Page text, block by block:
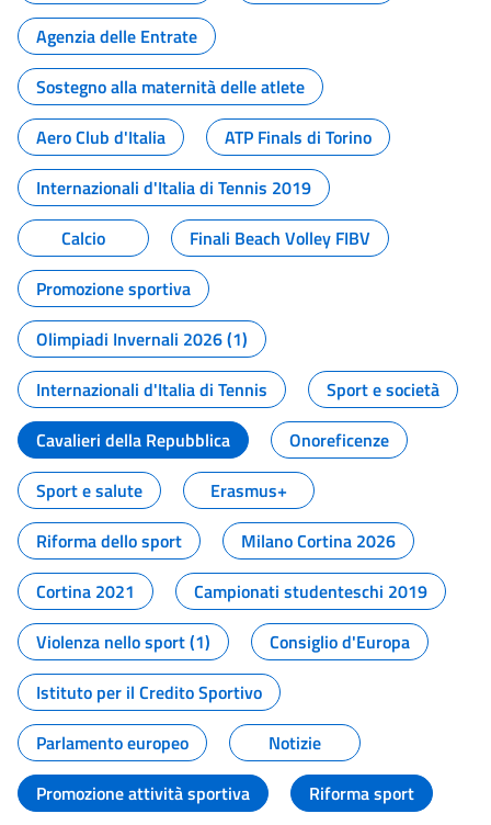
Agenzia delle Entrate
Sostegno alla maternità delle atlete
Aero Club d'Italia
ATP Finals di Torino
Internazionali d'Italia di Tennis 2019
Calcio
Finali Beach Volley FIBV
Promozione sportiva
Olimpiadi Invernali 2026 (1)
Internazionali d'Italia di Tennis
Sport e società
Cavalieri della Repubblica
Onoreficenze
Sport e salute
Erasmus+
Riforma dello sport
Milano Cortina 2026
Cortina 2021
Campionati studenteschi 2019
Violenza nello sport (1)
Consiglio d'Europa
Istituto per il Credito Sportivo
Parlamento europeo
Notizie
Promozione attività sportiva
Riforma sport